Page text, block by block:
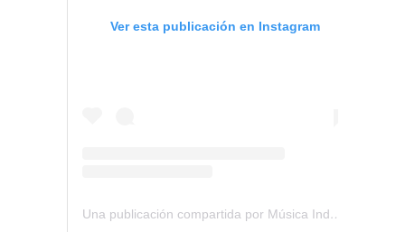
Ver esta publicación en Instagram
Una publicación compartida por Música Independiente Perú 🇵🇪 (@musica.independiente.peru)